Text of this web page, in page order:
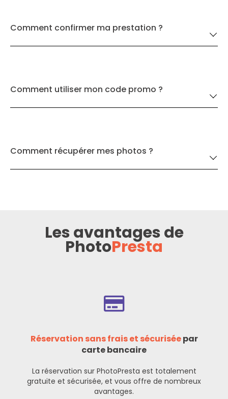
Comment confirmer ma prestation ?
Comment utiliser mon code promo ?
Comment récupérer mes photos ?
Les avantages de
PhotoPresta
Réservation sans frais et sécuriséepar
carte bancaire
La réservation sur PhotoPresta est totalement
gratuite et sécurisée, et vous offre de nombreux
avantages.